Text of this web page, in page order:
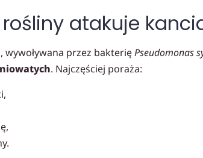
atakuje
wywoływana przez bakterięPseudomonas
. Najczęściej poraża: